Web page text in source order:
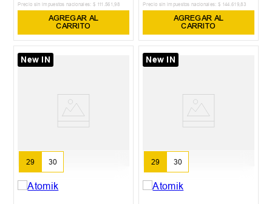
Precio sin impuestos nacionales: $ 111 561 ,98
AGREGAR AL
CARRITO
Precio sin impuestos nacionales: $ 144 619,83
AGREGAR AL
CARRITO
New IN
29 30
New IN
29 30